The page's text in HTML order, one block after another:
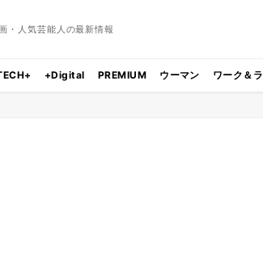
・人気芸能人の最新情報
+Digital PREMIUM ウーマン ワーク＆